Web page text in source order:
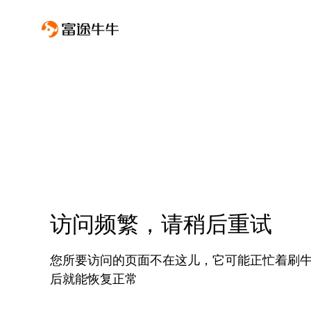
访问频繁，请稍后重试
您所要访问的页面不在这儿，它可能正忙着刷
后就能恢复正常